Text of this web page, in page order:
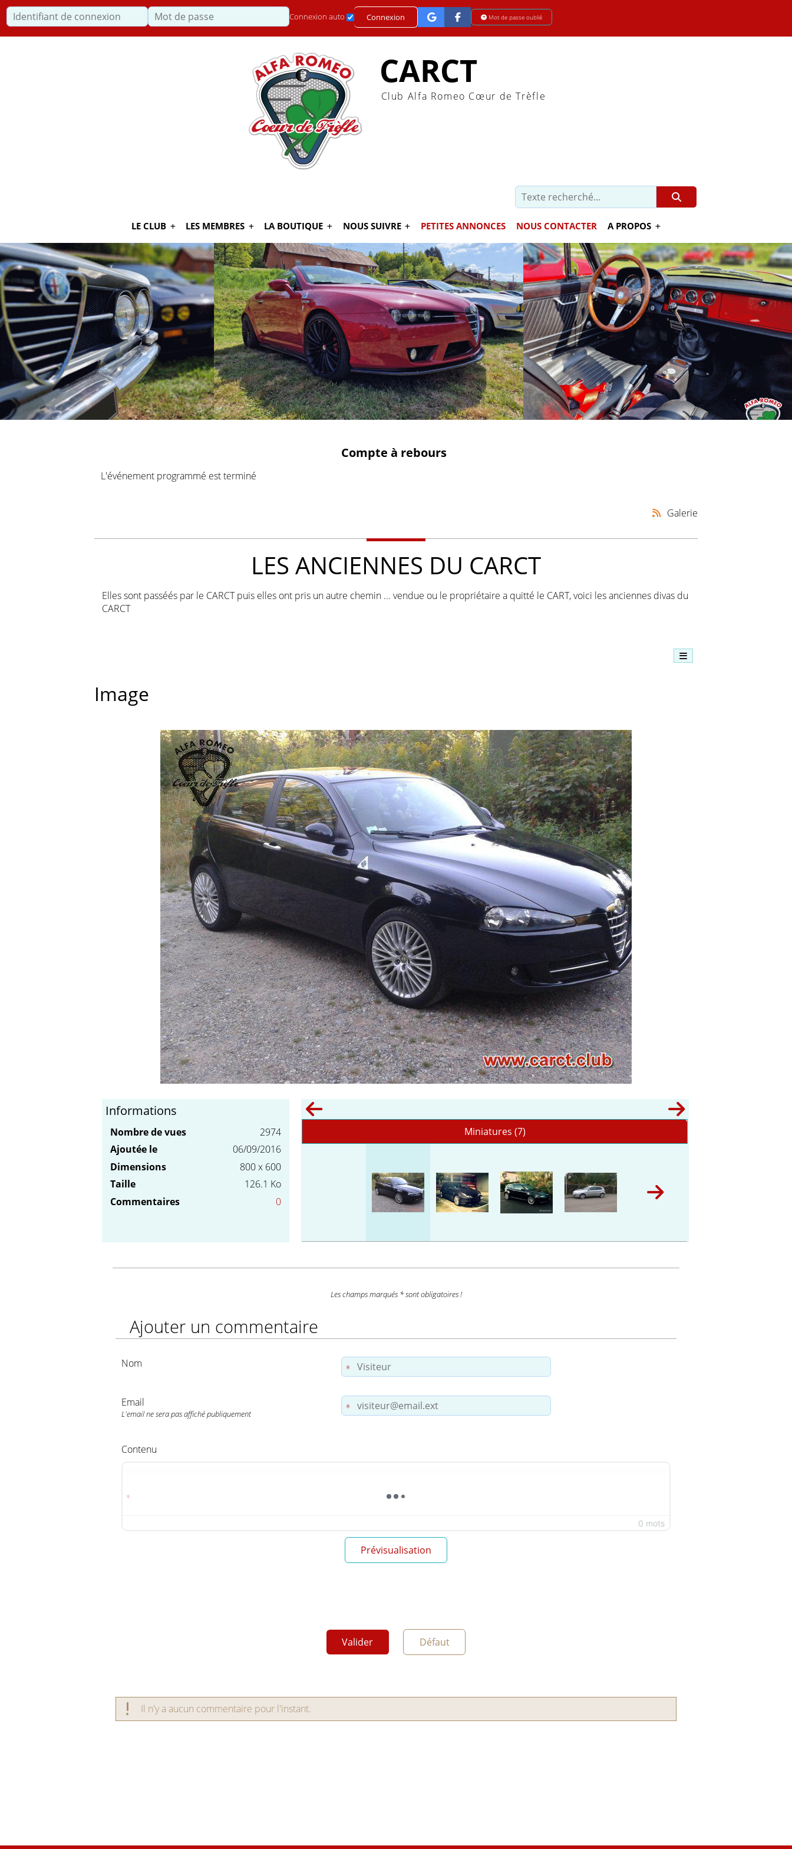
Identifiant de connexion Mot de passe
Connexion auto Connexion Mot de passe oublié
CARCT
Club Alfa Romeo Cœur de Trèfle
LE CLUB LES MEMBRES LA BOUTIQUE NOUS SUIVRE PETITES ANNONCES NOUS CONTACTER A PROPOS
Compte à rebours
L'événement programmé est terminé
Galerie
LES ANCIENNES DU CARCT
Elles sont passéés par le CARCT puis elles ont pris un autre chemin ... vendue ou le propriétaire a quitté le CART, voici les anciennes divas du
CARCT
Image
Informations
Nombre de vues
2974
Ajoutée le
06/09/2016
Dimensions
800 x 600
Taille
126.1 Ko
Commentaires
0
Miniatures (7)
Les champs marqués * sont obligatoires !
Ajouter un commentaire
Nom
Email
L'email ne sera pas affiché publiquement
Contenu
0 mots
Prévisualisation
Valider Défaut
Il n'y a aucun commentaire pour l'instant.